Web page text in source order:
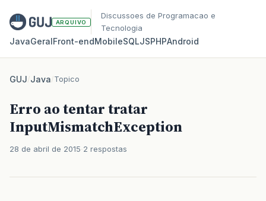
ARQUIVO
Discussoes de Programacao e
Tecnologia
JavaGeralFront‑endMobileSQLJSPHPAndroid
GUJ/Java/Topico
Erro ao tentar tratar
InputMismatchException
28 de abril de 2015 2 respostas